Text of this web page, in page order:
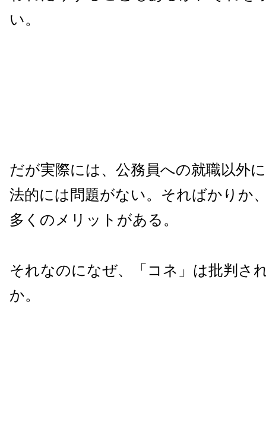
い。
だが実際には、公務員への就職以外
法的には問題がない。そればかりか
多くのメリットがある。
それなのになぜ、「コネ」は批判さ
か。